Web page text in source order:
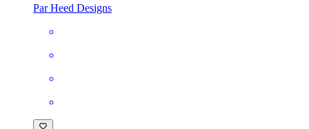
Par Heed Designs